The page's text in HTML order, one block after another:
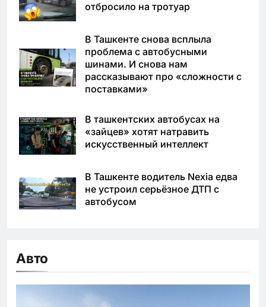
отбросило на тротуар
В Ташкенте снова всплыла
проблема с автобусными
шинами. И снова нам
рассказывают про «сложности с
поставками»
В ташкентских автобусах на
«зайцев» хотят натравить
искусственный интеллект
В Ташкенте водитель Nexia едва
не устроил серьёзное ДТП с
автобусом
Авто